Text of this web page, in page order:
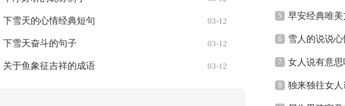
下雪天的心情经典短句 03-12
下雪天奋斗的句子 03-12
关于鱼象征吉祥的成语 03-12
5 早安经典唯美
6 雪人的说说
7 女人说有意
8 独来独往女